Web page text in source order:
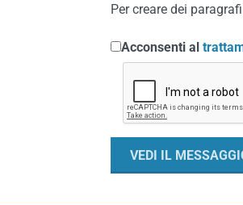
Per creare dei
Acconsenti al